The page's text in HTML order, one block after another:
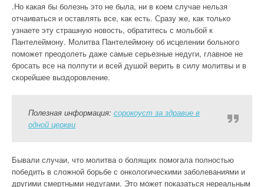
.Но какая бы болезнь это не была, ни в коем случае нельзя
отчаиваться и оставлять все, как есть. Сразу же, как только
узнаете эту страшную новость, обратитесь с мольбой к
Пантелеймону. Молитва Пантелеймону об исцелении больного
поможет преодолеть даже самые серьезные недуги, главное не
бросать все на полпути и всей душой верить в силу молитвы и в
скорейшее выздоровление.
Полезная информация: сорокоуст за здравие в
одной церкви
Бывали случаи, что молитва о болящих помогала полностью
победить в сложной борьбе с онкологическими заболеваниями и
другими смертными недугами. Это может показаться нереальным